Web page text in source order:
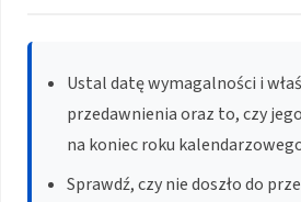
Ustal datę wymagalności i
przedawnienia oraz to, czy
na koniec roku
Sprawdź, czy nie doszło do